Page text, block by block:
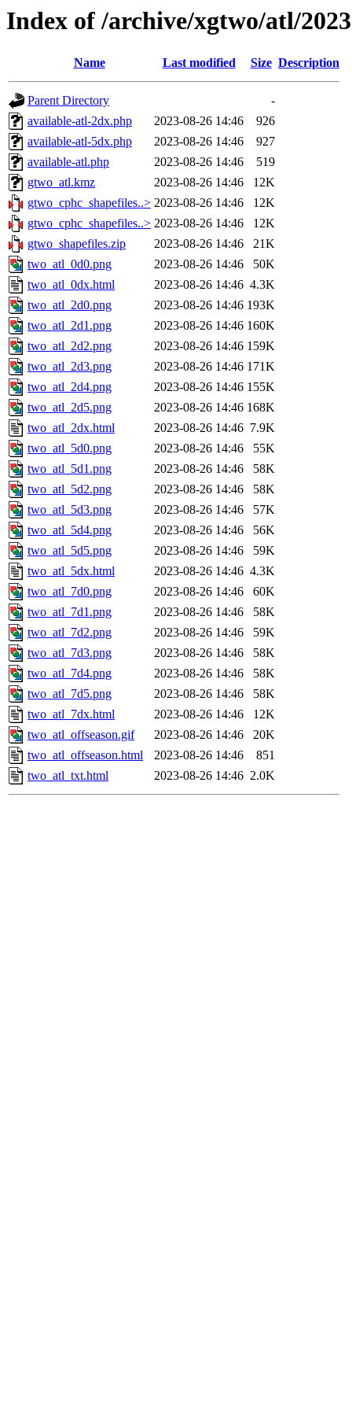
Index of /archive/xgtwo/atl/
Name Last modified Size Description
Parent Directory
-
available-atl-2dx.php
2023-08-26 14:46
926
available-atl-5dx.php
2023-08-26 14:46
927
available-atl.php
2023-08-26 14:46
519
gtwo_atl.kmz
2023-08-26 14:46
12K
gtwo_cphc_shapefiles..> 2023-08-26 14:46
12K
gtwo_cphc_shapefiles..> 2023-08-26 14:46
12K
gtwo_shapefiles.zip
2023-08-26 14:46
21K
two_atl_0d0.png
2023-08-26 14:46
50K
two_atl_0dx.html
2023-08-26 14:46 4.3K
two_atl_2d0.png
2023-08-26 14:46 193K
two_atl_2d1.png
2023-08-26 14:46 160K
two_atl_2d2.png
2023-08-26 14:46 159K
two_atl_2d3.png
2023-08-26 14:46 171K
two_atl_2d4.png
2023-08-26 14:46 155K
two_atl_2d5.png
2023-08-26 14:46 168K
two_atl_2dx.html
2023-08-26 14:46 7.9K
two_atl_5d0.png
2023-08-26 14:46
55K
two_atl_5d1.png
2023-08-26 14:46
58K
two_atl_5d2.png
2023-08-26 14:46
58K
two_atl_5d3.png
2023-08-26 14:46
57K
two_atl_5d4.png
2023-08-26 14:46
56K
two_atl_5d5.png
2023-08-26 14:46
59K
two_atl_5dx.html
2023-08-26 14:46 4.3K
two_atl_7d0.png
2023-08-26 14:46
60K
two_atl_7d1.png
2023-08-26 14:46
58K
two_atl_7d2.png
2023-08-26 14:46
59K
two_atl_7d3.png
2023-08-26 14:46
58K
two_atl_7d4.png
2023-08-26 14:46
58K
two_atl_7d5.png
2023-08-26 14:46
58K
two_atl_7dx.html
2023-08-26 14:46
12K
two_atl_offseason.gif
2023-08-26 14:46
20K
two_atl_offseason.html
2023-08-26 14:46
851
two_atl_txt.html
2023-08-26 14:46 2.0K